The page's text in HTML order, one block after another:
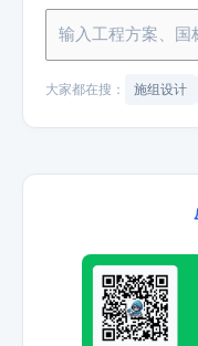
大家都在搜： 施组设计